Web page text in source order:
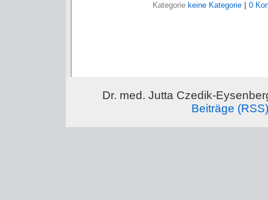
Kategorie keine Kategorie 0
Dr. med. Jutta Czedik-
Beiträge (RSS)